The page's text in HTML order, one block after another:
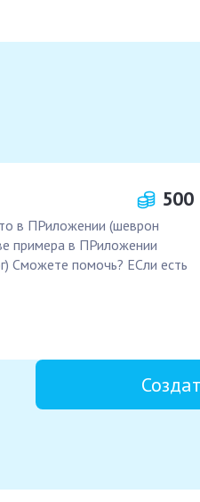
500
в ПРиложении (шеврон
примера в ПРиложении
Сможете помочь? ЕСли есть